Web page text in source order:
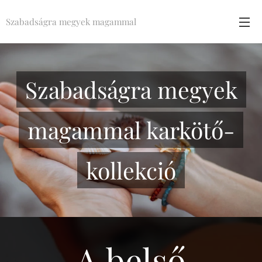
Szabadságra megyek magammal
Szabadságra megyek
magammal karkötő-
kollekció